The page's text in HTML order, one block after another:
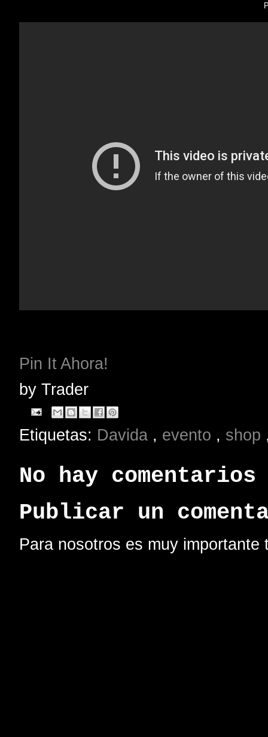
Pin It Ahora!
by Trader
Etiquetas: Davida , evento , shop
No hay
Publicar un
Para nosotros es muy